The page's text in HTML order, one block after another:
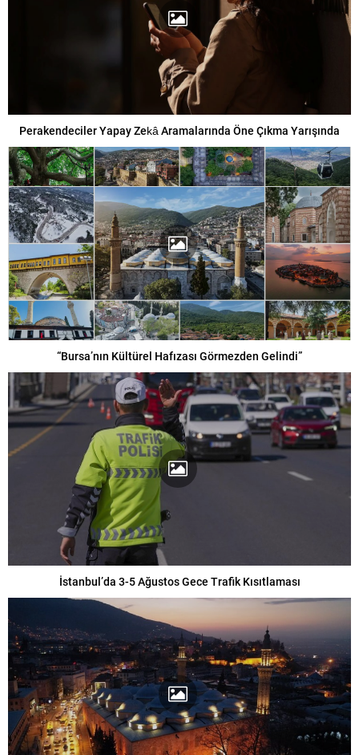
Perakendeciler Yapay Zekâ Aramalarında Öne Çıkma Yarışında
“Bursa’nın Kültürel Hafızası Görmezden Gelindi”
İstanbul’da 3-5 Ağustos Gece Trafik Kısıtlaması